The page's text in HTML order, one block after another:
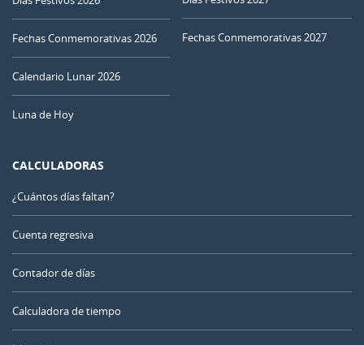
Fechas Conmemorativas 2026
Calendario Lunar 2026
Luna de Hoy
Fechas Conmemorativas 2027
CALCULADORAS
¿Cuántos días faltan?
Cuenta regresiva
Contador de días
Calculadora de tiempo